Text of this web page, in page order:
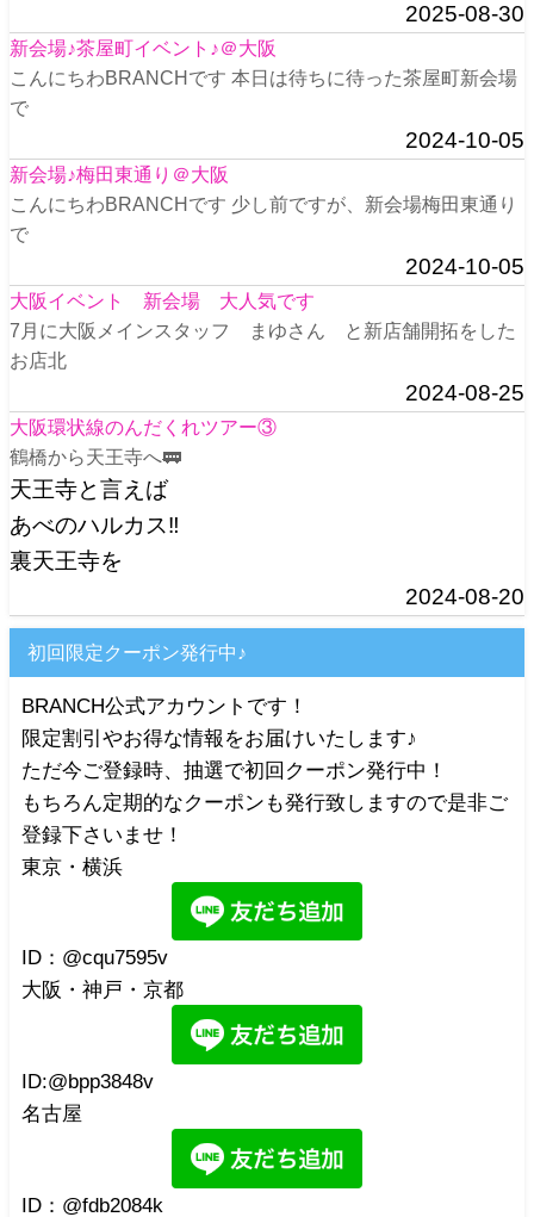
2025-08-30
新会場♪茶屋町イベント♪＠大阪
こんにちわBRANCHです 本日は待ちに待った茶屋町新会場
で
2024-10-05
新会場♪梅田東通り＠大阪
こんにちわBRANCHです 少し前ですが、新会場梅田東通り
で
2024-10-05
大阪イベント 新会場 大人気です
7月に大阪メインスタッフ まゆさん と新店舗開拓をした
お店北
2024-08-25
大阪環状線のんだくれツアー③
鶴橋から天王寺へ🚃
天王寺と言えば
あべのハルカス‼️
裏天王寺を
2024-08-20
初回限定クーポン発行中♪
BRANCH公式アカウントです！
限定割引やお得な情報をお届けいたします♪
ただ今ご登録時、抽選で初回クーポン発行中！
もちろん定期的なクーポンも発行致しますので是非ご
登録下さいませ！
東京・横浜
ID：@cqu7595v
大阪・神戸・京都
ID:@bpp3848v
名古屋
ID：@fdb2084k